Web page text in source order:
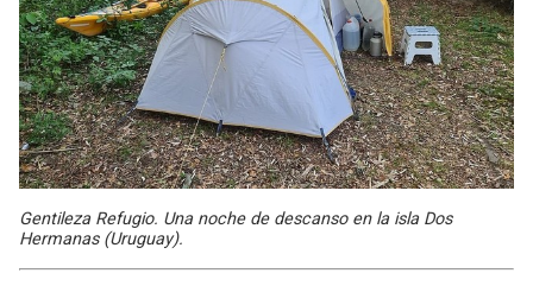
Gentileza Refugio. Una noche de descanso en la isla Dos
Hermanas (Uruguay).